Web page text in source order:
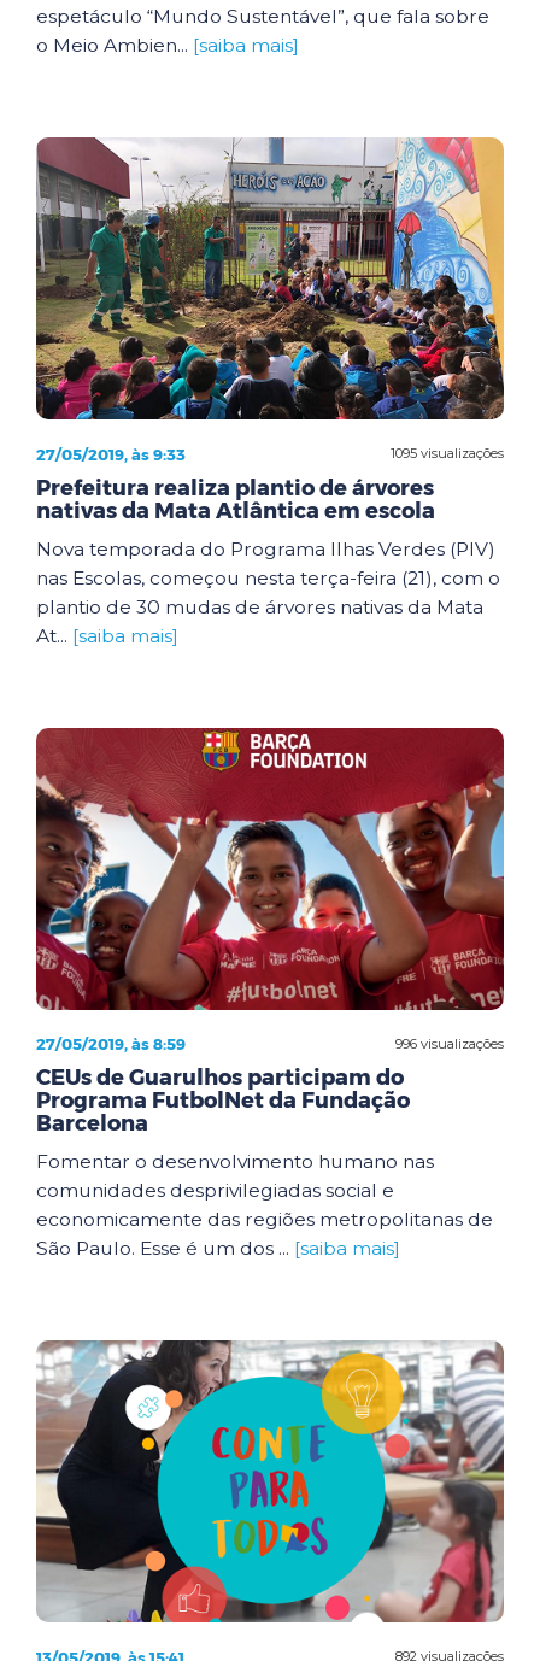
espetáculo “Mundo Sustentável”, que fala sobre
o Meio Ambien... [saiba mais]
1095 visualizações
27/05/2019, às 9:33
Prefeitura realiza plantio de árvores
nativas da Mata Atlântica em escola
Nova temporada do Programa Ilhas Verdes (PIV)
nas Escolas, começou nesta terça-feira (21), com o
plantio de 30 mudas de árvores nativas da Mata
At... [saiba mais]
996 visualizações
27/05/2019, às 8:59
CEUs de Guarulhos participam do
Programa FutbolNet da Fundação
Barcelona
Fomentar o desenvolvimento humano nas
comunidades desprivilegiadas social e
economicamente das regiões metropolitanas de
São Paulo. Esse é um dos ... [saiba mais]
892 visualizações
13/05/2019, às 15:41